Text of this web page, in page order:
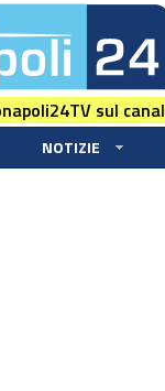
sul
NOTIZIE